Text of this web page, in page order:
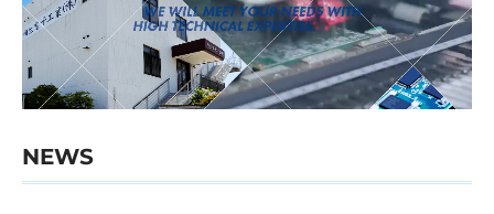
お問合せ
プライバシーポリシー
NEWS